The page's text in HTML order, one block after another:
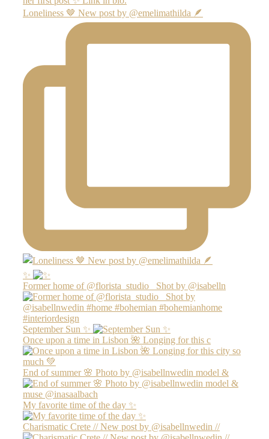
Loneliness 🤎 New post by @emelimathilda 🪶
✨
Former home of @florista_studio_ Shot by @isabelln
September Sun ✨
Once upon a time in Lisbon 🌺 Longing for this c
End of summer 🌸 Photo by @isabellnwedin model &
My favorite time of the day ✨
Charismatic Crete // New post by @isabellnwedin //